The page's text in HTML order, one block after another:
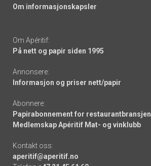
Om informasjonskapsler
Om Apéritif:
På nett og papir siden 1995
Annonsere:
Informasjon og priser nett/papir
Abonnere:
Papirabonnement for restaurantbransjen
Medlemskap Apéritif Mat- og vinklubb
Kontakt oss:
aperitif@aperitif.no